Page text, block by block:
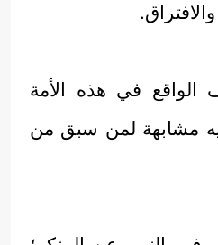
الواقع في هذه الأمة
مشابهة لمن سبق من